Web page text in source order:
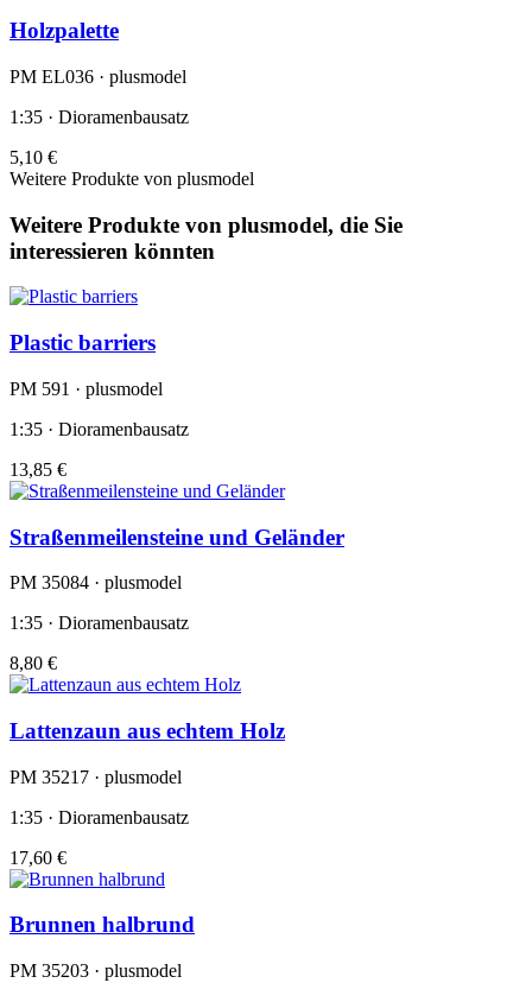
Holzpalette
PM EL036 · plusmodel
1:35 · Dioramenbausatz
5,10 €
Weitere Produkte von plusmodel
Weitere Produkte von plusmodel, die Sie
interessieren könnten
Plastic barriers
PM 591 · plusmodel
1:35 · Dioramenbausatz
13,85 €
Straßenmeilensteine und Geländer
PM 35084 · plusmodel
1:35 · Dioramenbausatz
8,80 €
Lattenzaun aus echtem Holz
PM 35217 · plusmodel
1:35 · Dioramenbausatz
17,60 €
Brunnen halbrund
PM 35203 · plusmodel